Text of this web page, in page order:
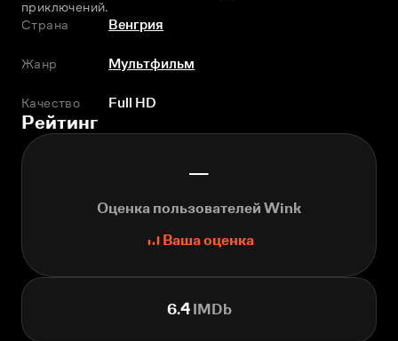
приключений.
Страна
Венгрия
Жанр Мультфильм
Качество Full HD
Рейтинг
—
Оценка пользователей Wink
Ваша оценка
6.4IMDb